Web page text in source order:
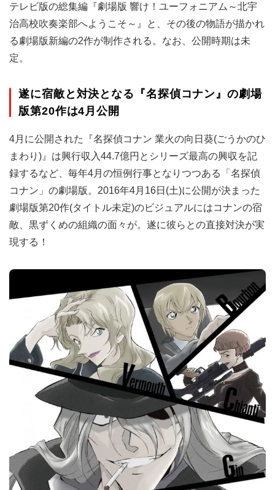
テレビ版の総集編『劇場版 響け！ユーフォニアム～北宇
治高校吹奏楽部へようこそ～』と、その後の物語が描かれ
る劇場版新編の2作が制作される。なお、公開時期は未
定。
遂に宿敵と対決となる『名探偵コナン』の劇場
版第20作は4月公開
4月に公開された『名探偵コナン 業火の向日葵(ごうかのひ
まわり)』は興行収入44.7億円とシリーズ最高の興収を記
録するなど、毎年4月の恒例行事となりつつある「名探偵
コナン」の劇場版。2016年4月16日(土)に公開が決まった
劇場版第20作(タイトル未定)のビジュアルにはコナンの宿
敵、黒ずくめの組織の面々が。遂に彼らとの直接対決が実
現する！